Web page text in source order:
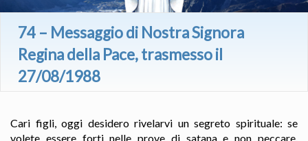
74 – Messaggio di Nostra Signora
Regina della Pace, trasmesso il
27/08/1988
Cari figli, oggi desidero rivelarvi un segreto spirituale: se
volete essere forti nelle prove di satana e non peccare,